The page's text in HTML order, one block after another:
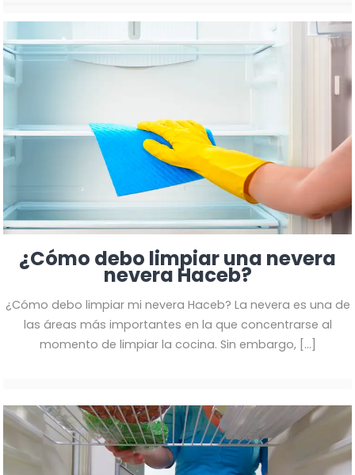
¿Cómo debo limpiar una nevera
nevera Haceb?
¿Cómo debo limpiar mi nevera Haceb? La nevera es una de
las áreas más importantes en la que concentrarse al
momento de limpiar la cocina. Sin embargo,[…]